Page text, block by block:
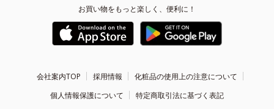
お買い物をもっと楽しく、便利に！
会社案内TOP 採用情報
化粧品の使用上の注意について
個人情報保護について
特定商取引法に基づく表記